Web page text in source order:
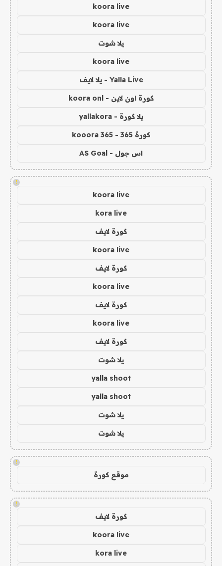
koora live
koora live
يلا شوت
koora live
Yalla Live - يلا لايف
كورة اون لاين - koora onl
يلا كورة - yallakora
كورة 365 - kooora 365
اس جول - AS Goal
!
koora live
kora live
كورة لايف
koora live
كورة لايف
koora live
كورة لايف
koora live
كورة لايف
يلا شوت
yalla shoot
yalla shoot
يلا شوت
يلا شوت
!
موقع كورة
!
كورة لايف
koora live
kora live